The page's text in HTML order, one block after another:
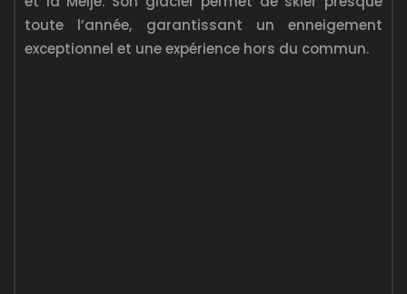
toute l’année, garantissant un enneigement
exceptionnel et une expérience hors du commun.